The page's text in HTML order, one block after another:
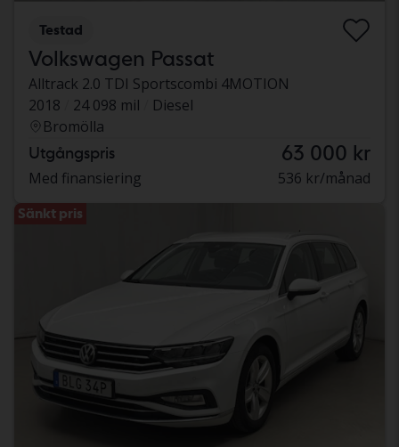
Testad
Volkswagen Passat
Alltrack 2.0 TDI Sportscombi 4MOTION
2018
24 098 mil
Diesel
Bromölla
Utgångspris 63 000 kr
Med finansiering 536 kr/månad
Sänkt pris